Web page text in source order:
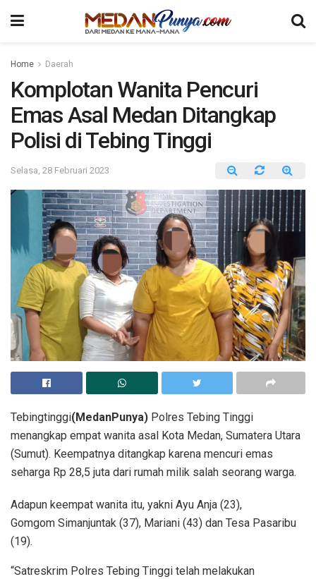
Home Daerah
Komplotan Wanita Pencuri
Emas Asal Medan Ditangkap
Polisi di Tebing Tinggi
Selasa, 28 Februari 2023
Tebingtinggi(MedanPunya) Polres Tebing Tinggi
menangkap empat wanita asal Kota Medan, Sumatera Utara
(Sumut). Keempatnya ditangkap karena mencuri emas
seharga Rp 28,5 juta dari rumah milik salah seorang warga.
Adapun keempat wanita itu, yakni Ayu Anja (23),
Gomgom Simanjuntak (37), Mariani (43) dan Tesa Pasaribu
(19).
“Satreskrim Polres Tebing Tinggi telah melakukan